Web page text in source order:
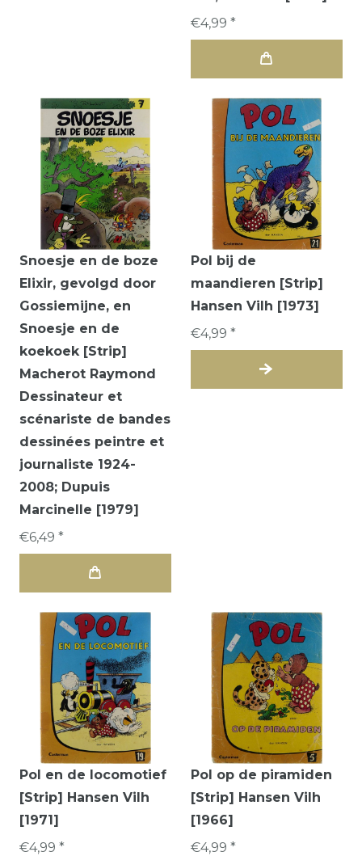
€4,99 *
Snoesje en de boze
Elixir, gevolgd door
Gossiemijne, en
Snoesje en de
koekoek [Strip]
Macherot Raymond
Dessinateur et
scénariste de bandes
dessinées peintre et
journaliste 1924-
2008; Dupuis
Marcinelle [1979]
€6,49 *
Pol bij de
maandieren [Strip]
Hansen Vilh [1973]
€4,99 *
Pol en de locomotief
[Strip] Hansen Vilh
[1971]
€4,99 *
Pol op de piramiden
[Strip] Hansen Vilh
[1966]
€4,99 *